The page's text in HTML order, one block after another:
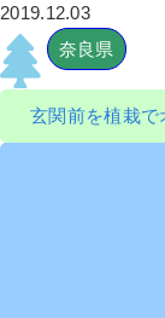
2019.12.03
奈良県
玄関前を植栽